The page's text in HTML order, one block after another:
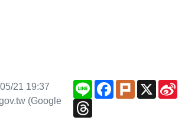
21 19:37
(Google
Line Facebook
Plurk X